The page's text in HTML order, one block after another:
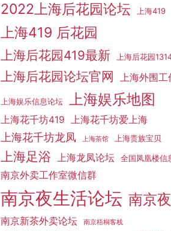
2022上海后花园论坛 上海419
上海419 后花园
上海后花园419最新 上海后花园
上海后花园论坛官网 上海外围工
上海娱乐信息论坛 上海娱乐地图
上海花千坊419 上海花千坊爱上海
上海花千坊龙凤 上海茶馆 上海贵族宝贝
上海足浴 上海龙凤论坛 全国凤凰楼信
南京外卖工作室微信群
南京夜生活论坛 南京
南京新茶外卖论坛 南京梧桐客栈